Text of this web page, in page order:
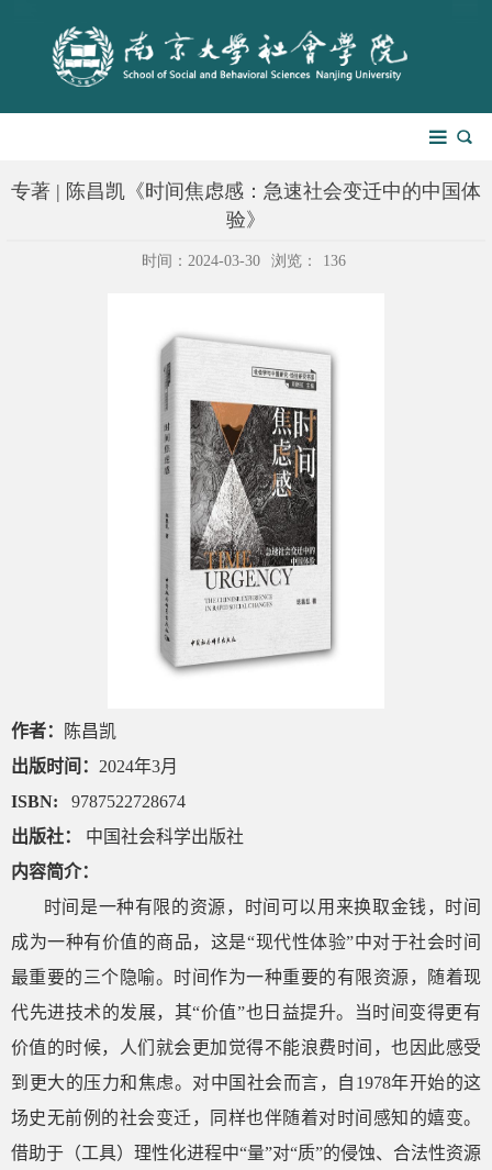
专著 | 陈昌凯《时间焦虑感：急速社会变迁中的中国体
验》
时间：2024-03-30 浏览： 136
作者：
陈昌凯
出版时间： 2024年3月
ISBN:
9787522728674
出版社： 中国社会科学出版社
内容简介：
时间是一种有限的资源，时间可以用来换取金钱，时间
成为一种有价值的商品，这是“现代性体验”中对于社会时间
最重要的三个隐喻。时间作为一种重要的有限资源，随着现
代先进技术的发展，其“价值”也日益提升。当时间变得更有
价值的时候，人们就会更加觉得不能浪费时间，也因此感受
到更大的压力和焦虑。对中国社会而言，自 1978年开始的这
场史无前例的社会变迁，同样也伴随着对时间感知的嬉变。
借助于（工具）理性化进程中“量”对“质”的侵蚀、合法性资源